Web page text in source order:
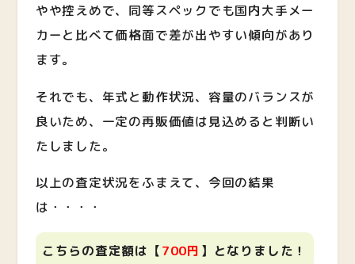
やや控えめで、同等スペックでも国内大手メー
カーと比べて価格面で差が出やすい傾向があり
ます。
それでも、年式と動作状況、容量のバランスが
良いため、一定の再販価値は見込めると判断い
たしました。
以上の査定状況をふまえて、今回の結果
は・・・・
こちらの査定額は【700円 】となりました！